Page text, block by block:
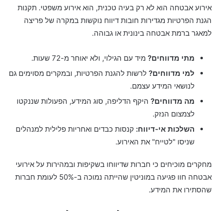
אירוע אבטחה הוא לא רק בעיה טכנית, הוא אירוע משפטי. תקנות
הגנת הפרטיות מגדירות חובות דיווח נוקשות במקרה של פריצה
למאגר ברמת אבטחה בינונית או גבוהה.
מתי מדווחים? מיד עם הגילוי, ולא יאוחר מ-72 שעות.
למי מדווחים? לרשות להגנת הפרטיות, ובמקרים מסוימים גם
לנושאי המידע עצמם.
מה מדווחים? היקף הדליפה, סוג המידע, הפעולות שננקטו
לצמצום הנזק.
השלכות אי-דיווח: קנסות כבדים ואחריות פלילית למנהלים
שניסו "לטייח" את האירוע.
מחקרים מוכיחים כי חברות שדיווחו בשקיפות ובמהירות על אירועי
אבטחה חוו פגיעה במוניטין שהייתה נמוכה ב-50% לעומת חברות
שהסתירו את המידע.